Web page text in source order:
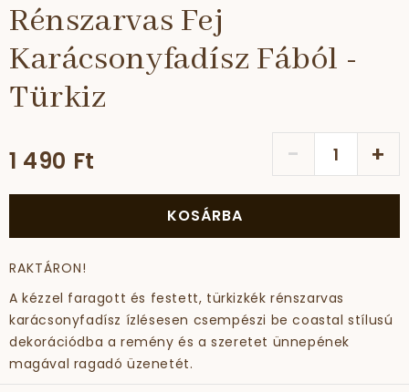
Rénszarvas Fej
Karácsonyfadísz Fából -
Türkiz
1 490 Ft - +
KOSÁRBA
RAKTÁRON!
A kézzel faragott és festett, türkizkék rénszarvas
karácsonyfadísz ízlésesen csempészi be coastal stílusú
dekorációdba a remény és a szeretet ünnepének
magával ragadó üzenetét.